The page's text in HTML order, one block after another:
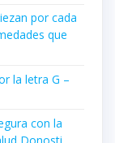
por cada
que
la letra G –
con la